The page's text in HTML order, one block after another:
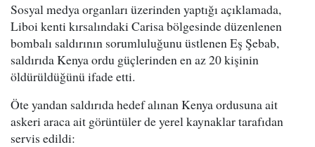
Sosyal medya organları üzerinden yaptığı açıklamada,
Liboi kenti kırsalındaki Carisa bölgesinde düzenlenen
bombalı saldırının sorumluluğunu üstlenen Eş Şebab,
saldırıda Kenya ordu güçlerinden en az 20 kişinin
öldürüldüğünü ifade etti.
Öte yandan saldırıda hedef alınan Kenya ordusuna ait
askeri araca ait görüntüler de yerel kaynaklar tarafıdan
servis edildi: